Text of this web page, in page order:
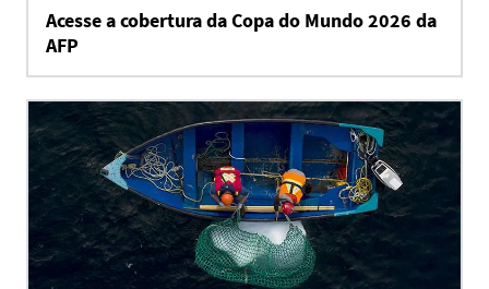
Acesse a cobertura da Copa do Mundo 2026 da
AFP